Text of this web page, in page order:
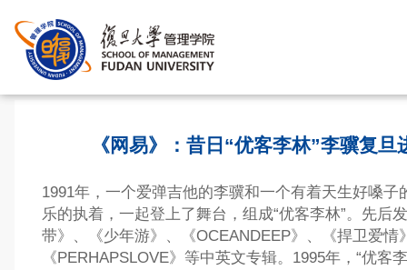
《网易》：昔日“优客李林”李骥复旦
1991年，一个爱弹吉他的李骥和一个有着天生好嗓子
乐的执着，一起登上了舞台，组成“优客李林”。先后
带》、《少年游》、《OCEANDEEP》、《捍卫爱情
《PERHAPSLOVE》等中英文专辑。1995年，“优客